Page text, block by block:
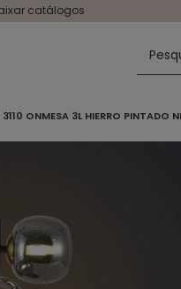
catálogos
ONMESA 3L HIERRO PINTADO